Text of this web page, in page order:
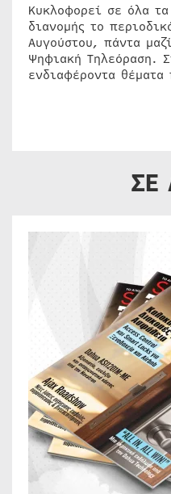
Κυκλοφορεί σε όλα
διανομής το
Αυγούστου, πάντα
Ψηφιακή Τηλεόραση.
ενδιαφέροντα
ΣΕ